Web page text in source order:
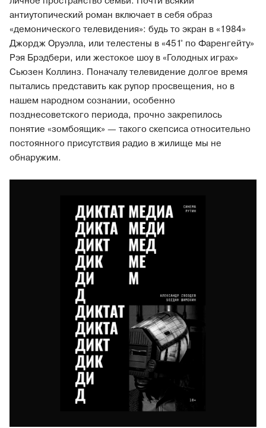
антиутопический роман включает в себя образ
«демонического телевидения»: будь то экран в «1984»
Джордж Оруэлла, или телестены в «451° по Фаренгейту»
Рэя Брэдбери, или жестокое шоу в «Голодных играх»
Сьюзен Коллинз. Поначалу телевидение долгое время
пытались представить как рупор просвещения, но в
нашем народном сознании, особенно
позднесоветского периода, прочно закрепилось
понятие «зомбоящик» — такого скепсиса относительно
постоянного присутствия радио в жилище мы не
обнаружим.